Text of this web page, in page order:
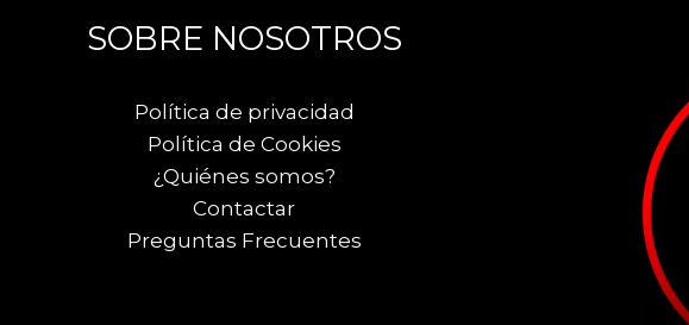
SOBRE NOSOTROS
Política de privacidad
Política de Cookies
¿Quiénes somos?
Contactar
Preguntas Frecuentes